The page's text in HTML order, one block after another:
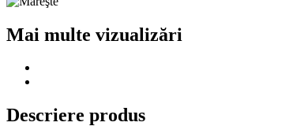
Mai multe vizualizări
Descriere produs